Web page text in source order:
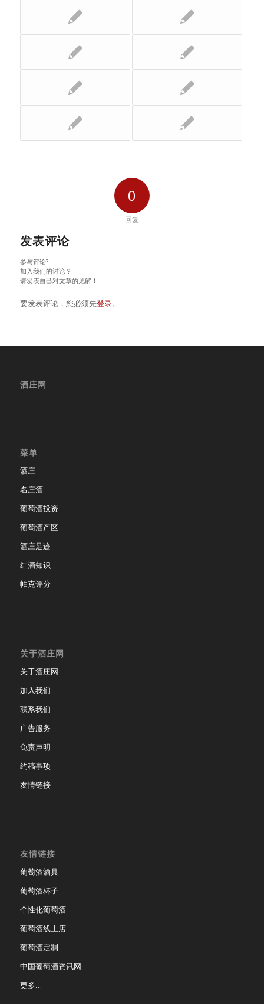
0
回复
发表评论
参与评论?
加入我们的讨论？
请发表自己对文章的见解！
要发表评论，您必须先登录。
酒庄网
菜单
酒庄
名庄酒
葡萄酒投资
葡萄酒产区
酒庄足迹
红酒知识
帕克评分
关于酒庄网
关于酒庄网
加入我们
联系我们
广告服务
免责声明
约稿事项
友情链接
友情链接
葡萄酒酒具
葡萄酒杯子
个性化葡萄酒
葡萄酒线上店
葡萄酒定制
中国葡萄酒资讯网
更多…